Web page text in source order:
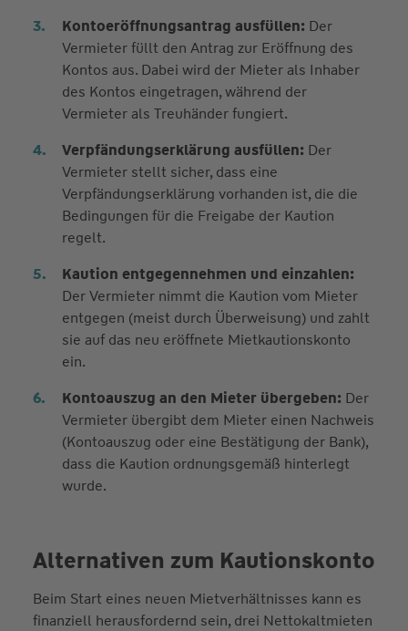
Kontoeröffnungsantrag ausfüllen: Der
Vermieter füllt den Antrag zur Eröffnung des
Kontos aus. Dabei wird der Mieter als Inhaber
des Kontos eingetragen, während der
Vermieter als Treuhänder fungiert.
Verpfändungserklärung ausfüllen: Der
Vermieter stellt sicher, dass eine
Verpfändungserklärung vorhanden ist, die die
Bedingungen für die Freigabe der Kaution
regelt.
Kaution entgegennehmen und einzahlen:
Der Vermieter nimmt die Kaution vom Mieter
entgegen (meist durch Überweisung) und zahlt
sie auf das neu eröffnete Mietkautionskonto
ein.
Kontoauszug an den Mieter übergeben: Der
Vermieter übergibt dem Mieter einen Nachweis
(Kontoauszug oder eine Bestätigung der Bank),
dass die Kaution ordnungsgemäß hinterlegt
wurde.
Alternativen zum Kautionskonto
Beim Start eines neuen Mietverhältnisses kann es
finanziell herausfordernd sein, drei Nettokaltmieten